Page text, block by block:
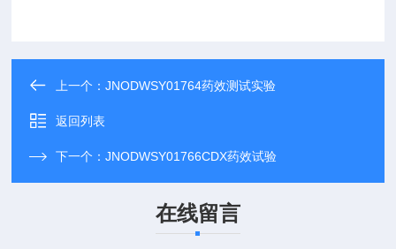
上一个：JNODWSY01764药效测试实验
返回列表
下一个：JNODWSY01766CDX药效试验
在线留言